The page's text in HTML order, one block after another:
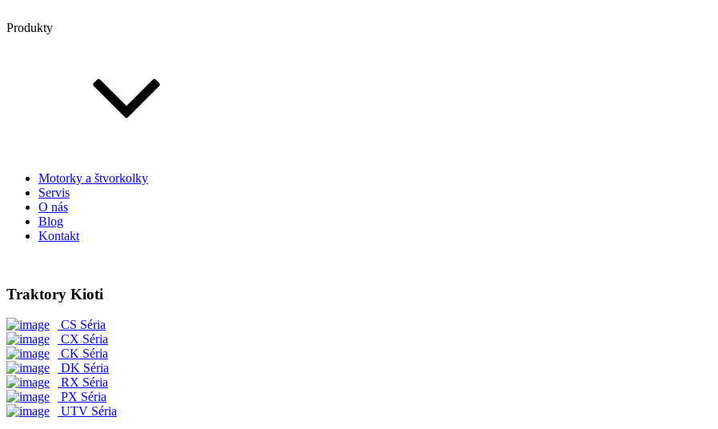
Produkty
Motorky a štvorkolky
Servis
O nás
Blog
Kontakt
Traktory Kioti
CS Séria
CX Séria
CK Séria
DK Séria
RX Séria
PX Séria
UTV Séria